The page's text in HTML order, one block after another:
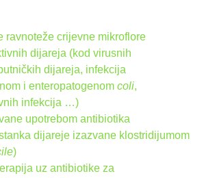
ravnoteže crijevne mikroflore
dijareja (kod virusnih
dijareja, infekcija
i enteropatogenom coli,
infekcija …)
upotrebom antibiotika
dijareje izazvane klostridijumom
)
uz antibiotike za